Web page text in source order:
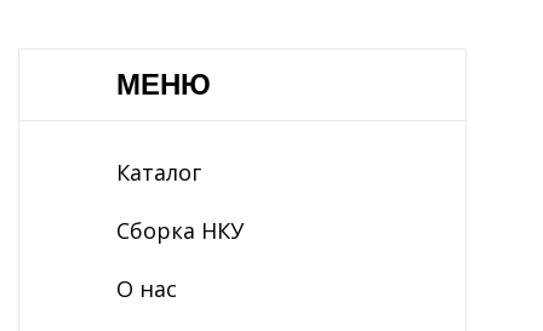
МЕНЮ
Каталог
Сборка НКУ
О нас